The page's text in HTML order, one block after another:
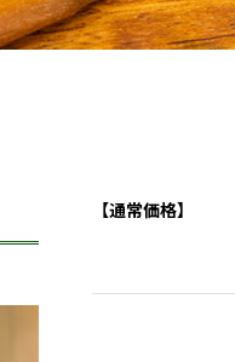
【通常価格】